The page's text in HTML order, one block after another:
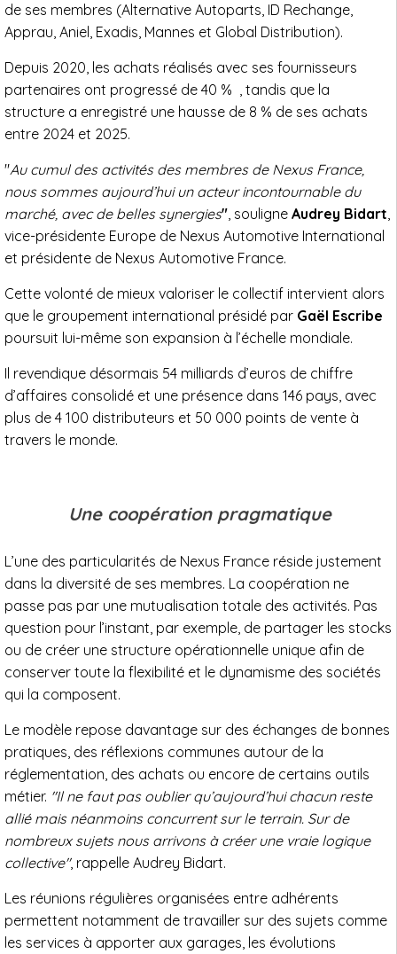
de ses membres (Alternative Autoparts, ID Rechange,
Apprau, Aniel, Exadis, Mannes et Global Distribution).
Depuis 2020, les achats réalisés avec ses fournisseurs
partenaires ont progressé de 40 % , tandis que la
structure a enregistré une hausse de 8 % de ses achats
entre 2024 et 2025.
"Au cumul des activités des membres de Nexus France,
nous sommes aujourd’hui un acteur incontournable du
marché, avec de belles synergies", souligne Audrey Bidart,
vice-présidente Europe de Nexus Automotive International
et présidente de Nexus Automotive France.
Cette volonté de mieux valoriser le collectif intervient alors
que le groupement international présidé par Gaël Escribe
poursuit lui-même son expansion à l’échelle mondiale.
Il revendique désormais 54 milliards d’euros de chiffre
d’affaires consolidé et une présence dans 146 pays, avec
plus de 4 100 distributeurs et 50 000 points de vente à
travers le monde.
Une coopération pragmatique
L’une des particularités de Nexus France réside justement
dans la diversité de ses membres. La coopération ne
passe pas par une mutualisation totale des activités. Pas
question pour l’instant, par exemple, de partager les stocks
ou de créer une structure opérationnelle unique afin de
conserver toute la flexibilité et le dynamisme des sociétés
qui la composent.
Le modèle repose davantage sur des échanges de bonnes
pratiques, des réflexions communes autour de la
réglementation, des achats ou encore de certains outils
métier. "Il ne faut pas oublier qu’aujourd’hui chacun reste
allié mais néanmoins concurrent sur le terrain. Sur de
nombreux sujets nous arrivons à créer une vraie logique
collective", rappelle Audrey Bidart.
Les réunions régulières organisées entre adhérents
permettent notamment de travailler sur des sujets comme
les services à apporter aux garages, les évolutions